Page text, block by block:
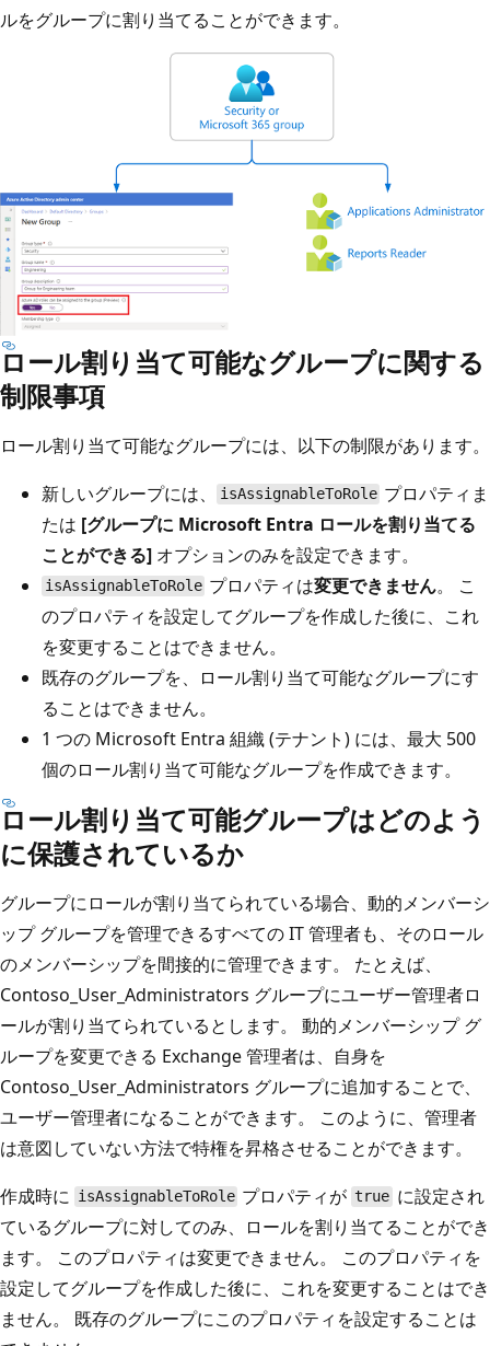
ルをグループに割り当てることができます。
ロール割り当て可能なグループに関する
制限事項
ロール割り当て可能なグループには、以下の制限があります。
新しいグループには、
isAssignableToRole プロパティま
たは [グループに Microsoft Entra ロールを割り当てる
ことができる] オプションのみを設定できます。
isAssignableToRole プロパティは変更できません。 こ
のプロパティを設定してグループを作成した後に、これ
を変更することはできません。
既存のグループを、ロール割り当て可能なグループにす
ることはできません。
1 つの Microsoft Entra 組織 (テナント) には、最大 500
個のロール割り当て可能なグループを作成できます。
ロール割り当て可能グループはどのよう
に保護されているか
グループにロールが割り当てられている場合、動的メンバーシ
ップ グループを管理できるすべての IT 管理者も、そのロール
のメンバーシップを間接的に管理できます。 たとえば、
Contoso_User_Administrators グループにユーザー管理者ロ
ールが割り当てられているとします。 動的メンバーシップ グ
ループを変更できる Exchange 管理者は、自身を
Contoso_User_Administrators グループに追加することで、
ユーザー管理者になることができます。 このように、管理者
は意図していない方法で特権を昇格させることができます。
作成時に isAssignableToRole プロパティがtrueに設定され
ているグループに対してのみ、ロールを割り当てることができ
ます。 このプロパティは変更できません。 このプロパティを
設定してグループを作成した後に、これを変更することはでき
ません。 既存のグループにこのプロパティを設定することは